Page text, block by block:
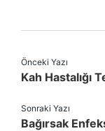
Önceki Yazı
Kah Hastalığı
Sonraki Yazı
Bağırsak